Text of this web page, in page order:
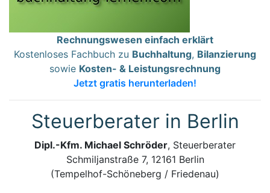
Rechnungswesen einfach erklärt
Kostenloses Fachbuch zu Buchhaltung, Bilanzierung
sowie Kosten- & Leistungsrechnung
Jetzt gratis herunterladen!
Steuerberater in Berlin
Dipl.-Kfm. Michael Schröder, Steuerberater
Schmiljanstraße 7, 12161 Berlin
(Tempelhof-Schöneberg / Friedenau)